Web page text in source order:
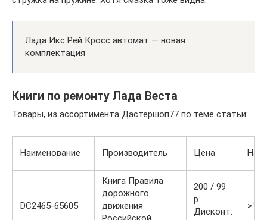
Лада Икс Рей Кросс автомат — новая
комплектация
Книги по ремонту Лада Веста
Товары, из ассортимента Дастершоп77 по теме статьи:
Наименование Производитель Цена
DC2465-65605
Книга Правила
дорожного
движения
200 / 99
р.
Дисконт:
>10